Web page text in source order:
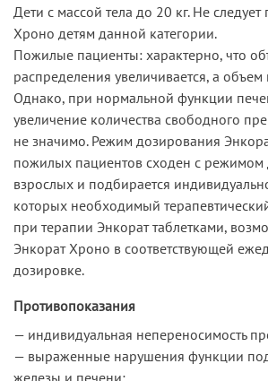
Дети с массой тела до 20 кг. Не
Хроно детям данной категории.
Пожилые пациенты: характерно, что
распределения увеличивается, а
Однако, при нормальной функции
увеличение количества свободного
не значимо. Режим дозирования
пожилых пациентов сходен с режимом
взрослых и подбирается
которых необходимый
при терапии Энкорат таблетками,
Энкорат Хроно в соответствующей
дозировке.
Противопоказания
— индивидуальная непереносимость
— выраженные нарушения функции
железы и печени;